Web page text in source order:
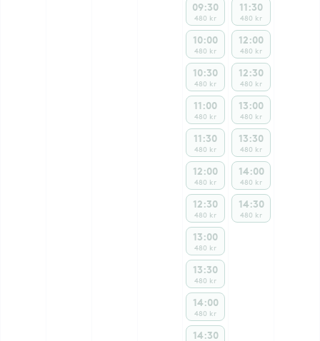
09:30
480 kr
10:00
480 kr
10:30
480 kr
11:00
480 kr
11:30
480 kr
12:00
480 kr
12:30
480 kr
13:00
480 kr
13:30
480 kr
14:00
480 kr
14:30
11:30
480 kr
12:00
480 kr
12:30
480 kr
13:00
480 kr
13:30
480 kr
14:00
480 kr
14:30
480 kr